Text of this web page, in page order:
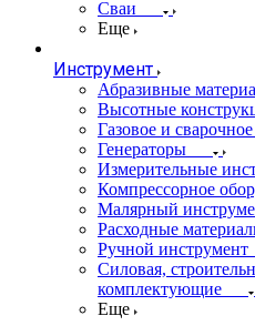
Сваи
Еще
Инструмент
Абразивные
Высотные
Газовое и
Генераторы
Измерительные
Компрессорное
Малярный
Расходные
Ручной инструмент
Силовая,
комплектующие
Еще